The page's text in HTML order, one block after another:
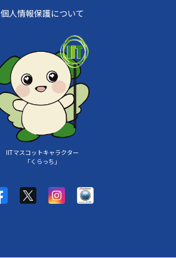
個人情報保護について
IITマスコットキャラクター
「くらっち」